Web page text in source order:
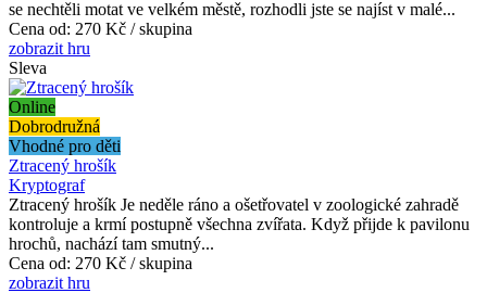
se nechtěli motat ve velkém městě, rozhodli jste se najíst v malé...
Cena od: 270 Kč / skupina
zobrazit hru
Sleva
Online
Dobrodružná
Vhodné pro děti
Ztracený hrošík
Kryptograf
Ztracený hrošík Je neděle ráno a ošetřovatel v zoologické zahradě
kontroluje a krmí postupně všechna zvířata. Když přijde k pavilonu
hrochů, nachází tam smutný...
Cena od: 270 Kč / skupina
zobrazit hru